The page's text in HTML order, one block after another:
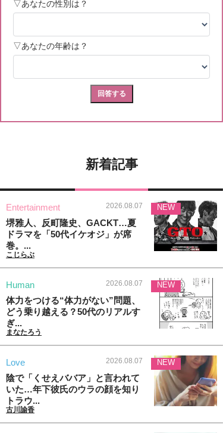
新着記事
Entertainment 2026.08.07
堺雅人、反町隆史、GACKT…夏
ドラマを「50代イケオジ」が席
巻。...
こじらぶ
NEW
Human 2026.08.07
体力をつける“体力がない”問題、
どう乗り越える？50代のリアルす
ぎ...
まなたろう
NEW
Love 2026.08.07
陰で「くせえババア」と言われて
いた…年下彼氏のウラの顔を知り
トラウ...
古川諭香
NEW